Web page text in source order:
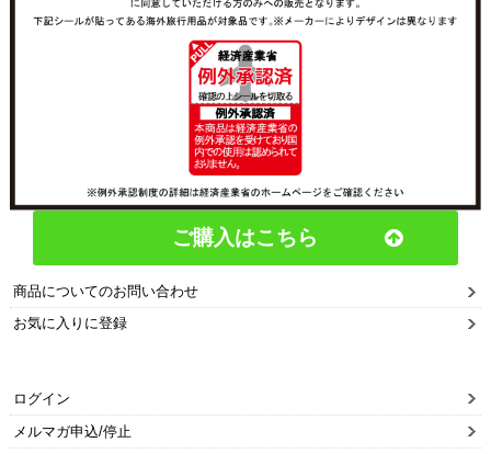
ご購入はこちら
商品についてのお問い合わせ
お気に入りに登録
ログイン
メルマガ申込/停止